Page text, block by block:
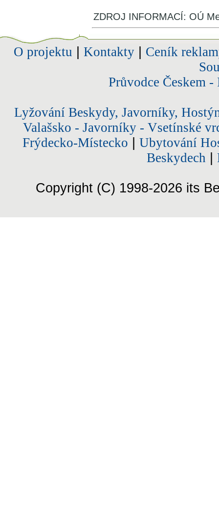
ZDROJ INFORMACÍ: OÚ
O projektu Kontakty| Ceník
Průvodce Českem
Lyžování Beskydy, Javorníky,
Valašsko - Javorníky - Vsetínské
Frýdecko-Místecko
Ubytování
Beskydech
Copyright (C) 1998-2026 its